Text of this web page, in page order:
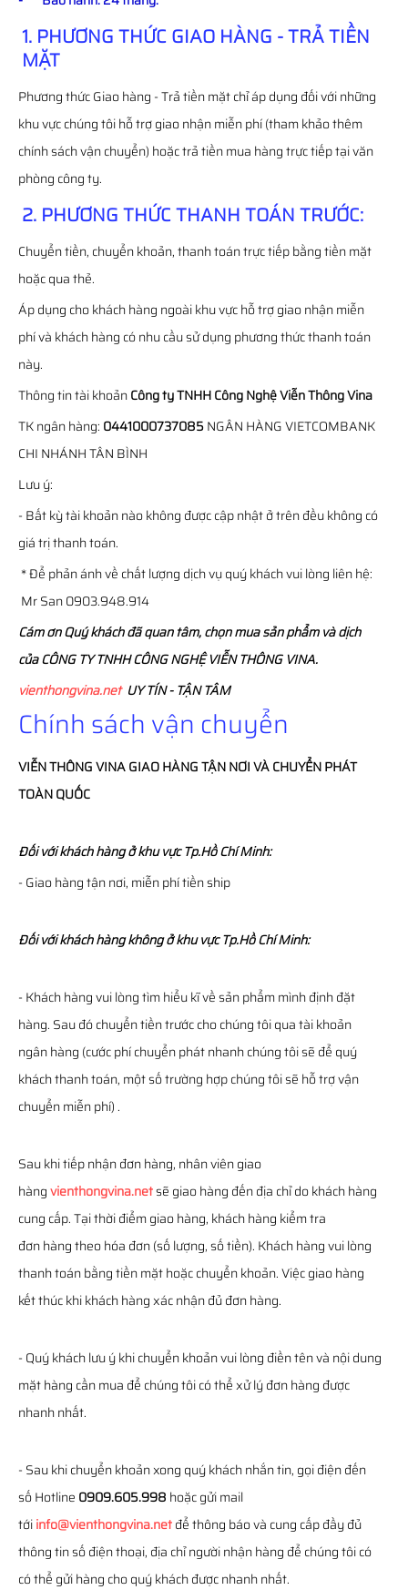
1. PHƯƠNG THỨC GIAO HÀNG - TRẢ TIỀN
MẶT
Phương thức Giao hàng - Trả tiền mặt chỉ áp dụng đối với những
khu vực chúng tôi hỗ trợ giao nhận miễn phí (tham khảo thêm
chính sách vận chuyển) hoặc trả tiền mua hàng trực tiếp tại văn
phòng công ty.
2. PHƯƠNG THỨC THANH TOÁN TRƯỚC:
Chuyển tiền, chuyển khoản, thanh toán trực tiếp bằng tiền mặt
hoặc qua thẻ.
Áp dụng cho khách hàng ngoài khu vực hỗ trợ giao nhận miễn
phí và khách hàng có nhu cầu sử dụng phương thức thanh toán
này.
Thông tin tài khoảnCông ty TNHH Công Nghệ Viễn Thông Vina
TK ngân hàng: 0441000737085NGÂN HÀNG VIETCOMBANK
CHI NHÁNH TÂN BÌNH
Lưu ý:
- Bất kỳ tài khoản nào không được cập nhật ở trên đều không có
giá trị thanh toán.
* Để phản ánh về chất lượng dịch vụ quý khách vui lòng liên hệ:
Mr San 0903.948.914
Cám ơn Quý khách đã quan tâm, chọn mua sản phẩm và dịch
của CÔNG TY TNHH CÔNG NGHỆ VIỄN THÔNG VINA.
vienthongvina.netUY TÍN - TẬN TÂM
Chính sách vận chuyển
VIỄN THÔNGVINAGIAO HÀNG TẬN NƠI VÀ CHUYỂN PHÁT
TOÀN QUỐC
Đối với khách hàng ở khu vực Tp.Hồ Chí Minh:
- Giao hàng tận nơi, miễn phí tiền ship
Đối với khách hàng không ở khu vực Tp.Hồ Chí Minh:
- Khách hàng vui lòng tìm hiểu kĩ về sản phẩm mình định đặt
hàng. Sau đó chuyển tiền trước cho chúng tôi qua tài khoản
ngân hàng (cước phí chuyển phát nhanh chúng tôi sẽ để quý
khách thanh toán, một số trường hợp chúng tôi sẽ hỗ trợ vận
chuyển miễn phí) .
Sau khi tiếp nhận đơn hàng, nhân viên giao
hàngvienthongvina.netsẽ giao hàng đến địa chỉ do khách hàng
cung cấp. Tại thời điểm giao hàng, khách hàng kiểm tra
đơn hàng theo hóa đơn (số lượng, số tiền). Khách hàng vui lòng
thanh toán bằng tiền mặt hoặc chuyển khoản. Việc giao hàng
kết thúc khi khách hàng xác nhận đủ đơn hàng.
- Quý khách lưu ý khi chuyển khoản vui lòng điền tên và nội dung
mặt hàng cần mua để chúng tôi có thể xử lý đơn hàng được
nhanh nhất.
- Sau khi chuyển khoản xong quý khách nhắn tin, gọi điện đến
số Hotline 0909.605.998 hoặc gửi mail
tớiinfo@vienthongvina.netđể thông báo và cung cấp đầy đủ
thông tin số điện thoại, địa chỉ người nhận hàng để chúng tôi có
có thể gửi hàng cho quý khách được nhanh nhất.